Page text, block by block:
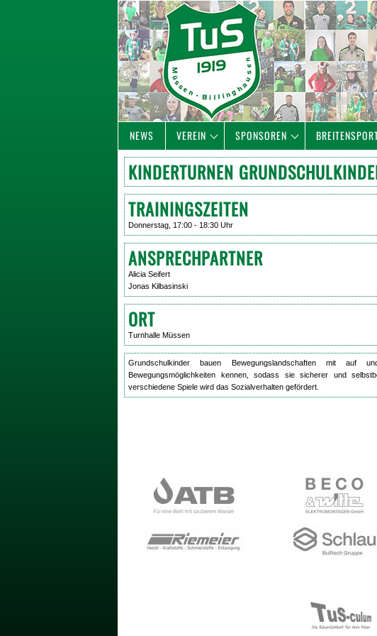
NEWS VEREIN SPONSOREN
KINDERTURNEN
TRAININGSZEITEN
Donnerstag, 17:00 - 18:30 Uhr
ANSPRECHPARTNER
Alicia Seifert
Jonas Kilbasinski
ORT
Turnhalle Müssen
Grundschulkinder bauen Bewegungslandschaften mit auf
Bewegungsmöglichkeiten kennen, sodass sie sicherer und
verschiedene Spiele wird das Sozialverhalten gefördert.